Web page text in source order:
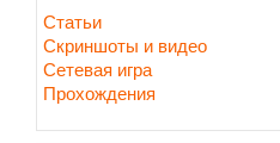
Статьи
Скриншоты и видео
Сетевая игра
Прохождения